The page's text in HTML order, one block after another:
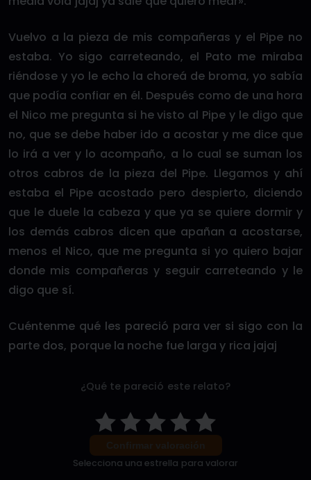
Vuelvo a la pieza de mis compañeras y el Pipe no
estaba. Yo sigo carreteando, el Pato me miraba
riéndose y yo le echo la choreá de broma, yo sabía
que podía confiar en él. Después como de una hora
el Nico me pregunta si he visto al Pipe y le digo que
no, que se debe haber ido a acostar y me dice que
lo irá a ver y lo acompaño, a lo cual se suman los
otros cabros de la pieza del Pipe. Llegamos y ahí
estaba el Pipe acostado pero despierto, diciendo
que le duele la cabeza y que ya se quiere dormir y
los demás cabros dicen que apañan a acostarse,
menos el Nico, que me pregunta si yo quiero bajar
donde mis compañeras y seguir carreteando y le
digo que sí.
Cuéntenme qué les pareció para ver si sigo con la
parte dos, porque la noche fue larga y rica jajaj
¿Qué te pareció este relato?
Selecciona una estrella para valorar